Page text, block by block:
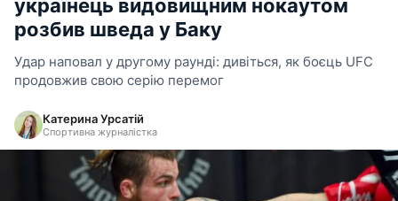
українець видовищним нокаутом
розбив шведа у Баку
Удар наповал у другому раунді: дивіться, як боєць UFC
продовжив свою серію перемог
Катерина Урсатій
Спортивна журналістка